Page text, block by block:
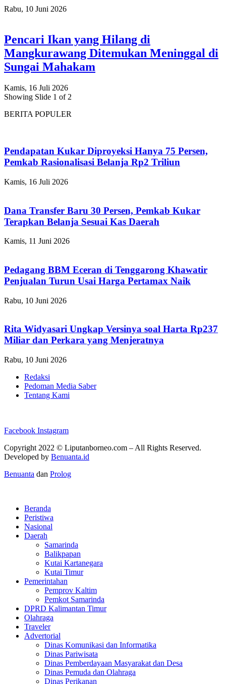
Rabu, 10 Juni 2026
Pencari Ikan yang Hilang di
Mangkurawang Ditemukan Meninggal di
Sungai Mahakam
Kamis, 16 Juli 2026
Showing Slide 1 of 2
BERITA POPULER
Pendapatan Kukar Diproyeksi Hanya 75 Persen,
Pemkab Rasionalisasi Belanja Rp2 Triliun
Kamis, 16 Juli 2026
Dana Transfer Baru 30 Persen, Pemkab Kukar
Terapkan Belanja Sesuai Kas Daerah
Kamis, 11 Juni 2026
Pedagang BBM Eceran di Tenggarong Khawatir
Penjualan Turun Usai Harga Pertamax Naik
Rabu, 10 Juni 2026
Rita Widyasari Ungkap Versinya soal Harta Rp237
Miliar dan Perkara yang Menjeratnya
Rabu, 10 Juni 2026
Redaksi
Pedoman Media Saber
Tentang Kami
Facebook Instagram
Copyright 2022 © Liputanborneo.com – All Rights Reserved.
Developed by Benuanta.id
Benuanta dan Prolog
Beranda
Peristiwa
Nasional
Daerah
Samarinda
Balikpapan
Kutai Kartanegara
Kutai Timur
Pemerintahan
Pemprov Kaltim
Pemkot Samarinda
DPRD Kalimantan Timur
Olahraga
Traveler
Advertorial
Dinas Komunikasi dan Informatika
Dinas Pariwisata
Dinas Pemberdayaan Masyarakat dan Desa
Dinas Pemuda dan Olahraga
Dinas Perikanan